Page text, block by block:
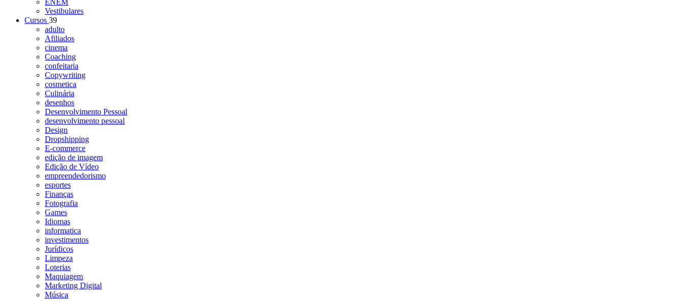
Vestibulares
Cursos 39
adulto
Afiliados
cinema
Coaching
confeitaria
Copywriting
cosmetica
Culinária
desenhos
Desenvolvimento Pessoal
desenvolvimento pessoal
Design
Dropshipping
E-commerce
edição de imagem
Edição de Vídeo
empreendedorismo
esportes
Finanças
Fotografia
Games
Idiomas
informatica
investimentos
Jurídicos
Limpeza
Loterias
Maquiagem
Marketing Digital
Música